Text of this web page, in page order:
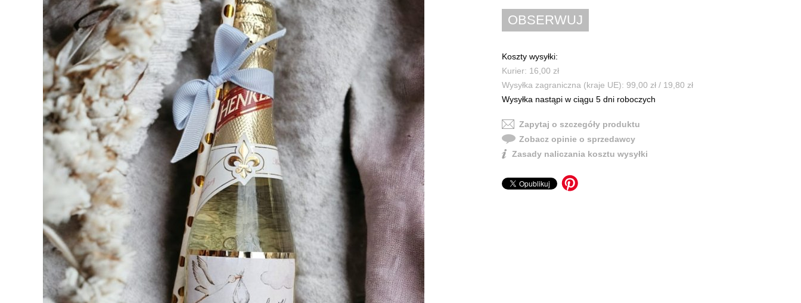
Koszty wysyłki:
Kurier: 16,00 zł
Wysyłka zagraniczna (kraje UE): 99,00 zł / 19,80 zł
Wysyłka nastąpi w ciągu 5 dni roboczych
Zapytaj o szczegóły produktu
Zobacz opinie o sprzedawcy
Zasady naliczania kosztu wysyłki